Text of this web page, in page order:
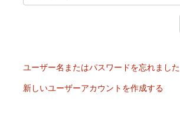
ユーザー名またはパスワードを忘れました
新しいユーザーアカウントを作成する